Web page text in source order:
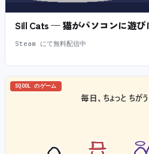
Sill Cats — 猫がパソコンに遊び
Steam にて無料配信中
SQOOL のゲーム